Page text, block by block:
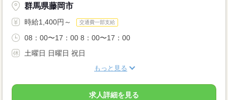
群馬県藤岡市
時給1,400円～ 交通費一部支給
08：00〜17：00 8：00〜17：00
土曜日 日曜日 祝日
もっと見る
求人詳細を見る